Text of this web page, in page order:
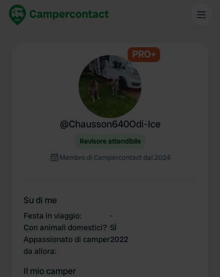
PRO+
@Chausson640Odi-Ice
Revisore attendibile
Membro di Campercontact dal 2024
Su di me
Festa in viaggio:
-
Con animali domestici? SÌ
Appassionato di camper
da allora:
2022
Il mio camper